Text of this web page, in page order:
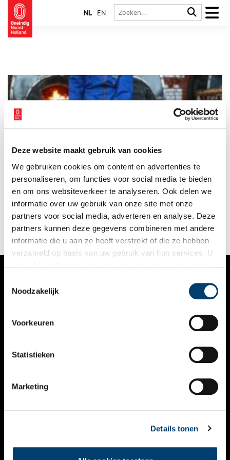
Deze website maakt gebruik van cookies
We gebruiken cookies om content en advertenties te
personaliseren, om functies voor social media te bieden
en om ons websiteverkeer te analyseren. Ook delen we
informatie over uw gebruik van onze site met onze
partners voor social media, adverteren en analyse. Deze
partners kunnen deze gegevens combineren met andere
informatie die u aan ze heeft verstrekt of die ze hebben
verzameld op basis van uw gebruik van hun services. U
Noodzakelijk
Voorkeuren
Statistieken
Marketing
Details tonen
NL EN
Lentekriebels? Zin om er op uit te trekken? Bij het
Stoommachinemuseum in Medemblik zijn we er klaar voor!
Tijdens het Paasweekend alsook in de tweeweekse
meivakantie wordt het vuur in de ketel opgestookt en kun je
de imposante collectie stoommachines in werking zien. Het is
dé plek om te ontdekken wat water en vuur teweeg kunnen
brengen.
1 min
VERHALEN
KALENDER
THEMA’S
VIDEO’S
CONTACT